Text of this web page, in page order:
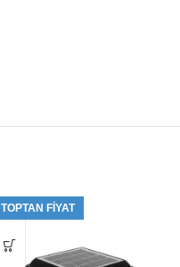
TOPTAN FIYAT